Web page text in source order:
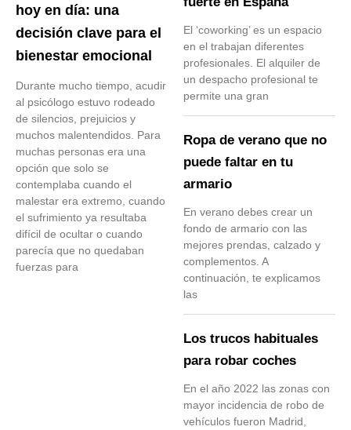
hoy en día: una
decisión clave para el
bienestar emocional
Durante mucho tiempo, acudir
al psicólogo estuvo rodeado
de silencios, prejuicios y
muchos malentendidos. Para
muchas personas era una
opción que solo se
contemplaba cuando el
malestar era extremo, cuando
el sufrimiento ya resultaba
difícil de ocultar o cuando
parecía que no quedaban
fuerzas para
El ‘coworking’ es un espacio
en el trabajan diferentes
profesionales. El alquiler de
un despacho profesional te
permite una gran
Ropa de verano que no
puede faltar en tu
armario
En verano debes crear un
fondo de armario con las
mejores prendas, calzado y
complementos. A
continuación, te explicamos
las
Los trucos habituales
para robar coches
En el año 2022 las zonas con
mayor incidencia de robo de
vehículos fueron Madrid,